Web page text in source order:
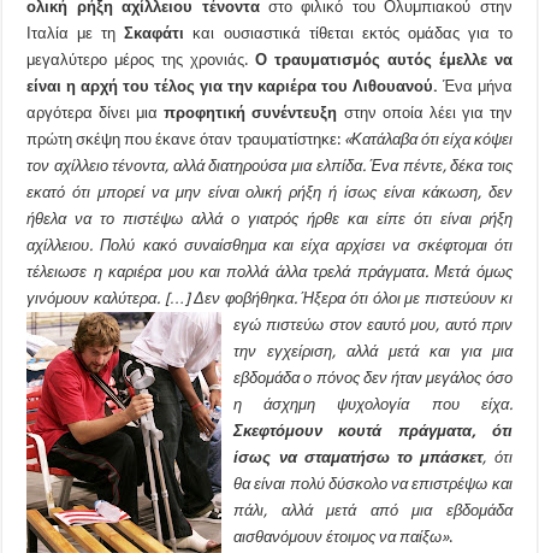
ολική ρήξη αχίλλειου τένονταστο φιλικό του Ολυμπιακού στην
Ιταλία με τηΣκαφάτικαι ουσιαστικά τίθεται εκτός ομάδας για το
μεγαλύτερο μέρος της χρονιάς. Ο τραυματισμός αυτός έμελλε να
είναι η αρχή του τέλος για την καριέρα του Λιθουανού. Ένα μήνα
αργότερα δίνει μιαπροφητική συνέντευξη στην οποία λέει για την
πρώτη σκέψη που έκανε όταν τραυματίστηκε: «Κατάλαβα ότι είχα κόψει
τον αχίλλειο τένοντα, αλλά διατηρούσα μια ελπίδα. Ένα πέντε, δέκα τοις
εκατό ότι μπορεί να μην είναι ολική ρήξη ή ίσως είναι κάκωση, δεν
ήθελα να το πιστέψω αλλά ο γιατρός ήρθε και είπε ότι είναι ρήξη
αχίλλειου. Πολύ κακό συναίσθημα και είχα αρχίσει να σκέφτομαι ότι
τέλειωσε η καριέρα μου και πολλά άλλα τρελά πράγματα. Μετά όμως
γινόμουν καλύτερα. […] Δεν φοβήθηκα. Ήξερα ότι όλοι με πιστεύουν κι
εγώ πιστεύω στον εαυτό μου, αυτό πριν
την εγχείριση, αλλά μετά και για μια
εβδομάδα ο πόνος δεν ήταν μεγάλος όσο
η άσχημη ψυχολογία που είχα.
Σκεφτόμουν κουτά πράγματα, ότι
ίσως να σταματήσω το μπάσκετ, ότι
θα είναι πολύ δύσκολο να επιστρέψω και
πάλι, αλλά μετά από μια εβδομάδα
αισθανόμουν έτοιμος να παίξω».